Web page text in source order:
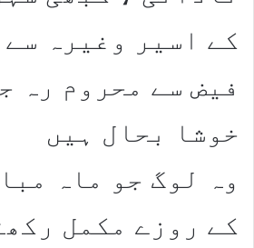
کے اسیر وغیرہ سے
فیض سے محروم رہ
خوشا بحال ہیں
وہ لوگ جو ماہ
کے روزے مکمل